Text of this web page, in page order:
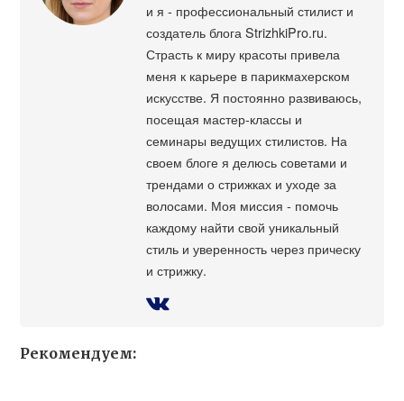
и я - профессиональный стилист и
создатель блога StrizhkiPro.ru.
Страсть к миру красоты привела
меня к карьере в парикмахерском
искусстве. Я постоянно развиваюсь,
посещая мастер-классы и
семинары ведущих стилистов. На
своем блоге я делюсь советами и
трендами о стрижках и уходе за
волосами. Моя миссия - помочь
каждому найти свой уникальный
стиль и уверенность через прическу
и стрижку.
Рекомендуем: